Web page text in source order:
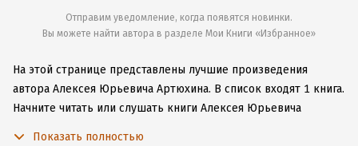
Отправим уведомление, когда появятся новинки.
Вы можете найти автора в разделе Мои Книги «Избранное»
На этой странице представлены лучшие произведения
автора Алексея Юрьевича Артюхина. В список входят 1 книга.
Начните читать или слушать книги Алексея Юрьевича
Показать полностью